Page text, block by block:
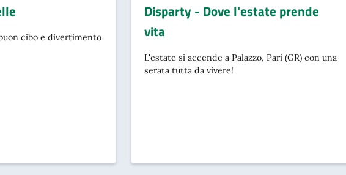
cibo e divertimento
Disparty - Dove l'estate prende
vita
L'estate si accende a Palazzo, Pari (GR) con una
serata tutta da vivere!